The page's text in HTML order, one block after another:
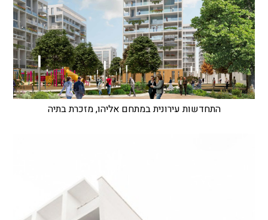
התחדשות עירונית במתחם אליהו, מזכרת בתיה